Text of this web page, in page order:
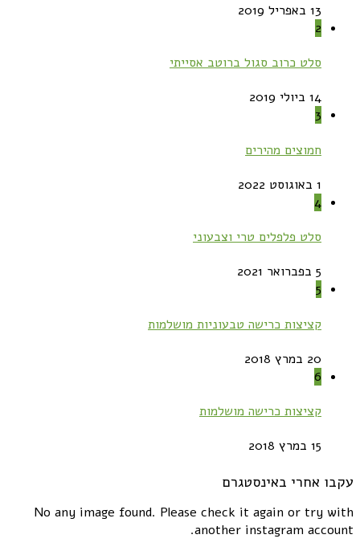
13 באפריל 2019
2
סלט כרוב סגול ברוטב אסייתי
14 ביולי 2019
3
חמוצים מהירים
1 באוגוסט 2022
4
סלט פלפלים טרי וצבעוני
5 בפברואר 2021
5
קציצות כרישה טבעוניות מושלמות
20 במרץ 2018
6
קציצות כרישה מושלמות
15 במרץ 2018
עקבו אחרי באינסטגרם
No any image found. Please check it again or try with
another instagram account.